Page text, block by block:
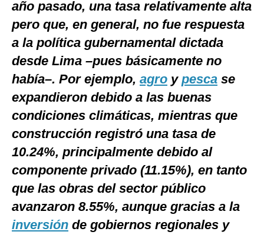
España
Internacional
Tecnología
Club del Suscriptor
G de Gestión
Notas Contratadas
Podcast
Gestión TV
Videos
año pasado, una tasa relativamente alta
pero que, en general, no fue respuesta
a la política gubernamental dictada
desde Lima –pues básicamente no
había–. Por ejemplo, agro y pesca se
expandieron debido a las buenas
condiciones climáticas, mientras que
construcción registró una tasa de
10.24%, principalmente debido al
componente privado (11.15%), en tanto
que las obras del sector público
avanzaron 8.55%, aunque gracias a la
inversión de gobiernos regionales y